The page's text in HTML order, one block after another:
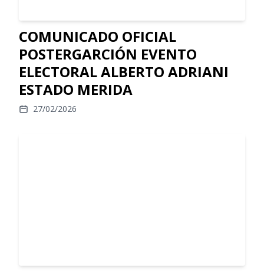
COMUNICADO OFICIAL
POSTERGARCIÓN EVENTO
ELECTORAL ALBERTO ADRIANI
ESTADO MERIDA
27/02/2026